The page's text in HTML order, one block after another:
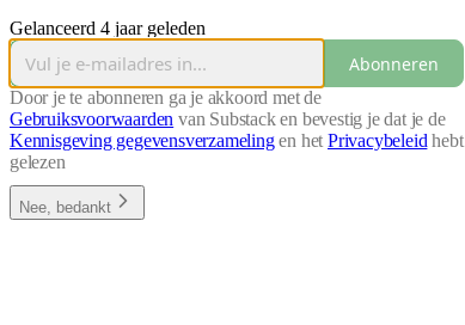
Gelanceerd 4 jaar geleden
Abonneren
Door je te abonneren ga je akkoord met de
Gebruiksvoorwaarden van Substack en bevestig je dat je de
Kennisgeving gegevensverzamelingen hetPrivacybeleid hebt
gelezen
Nee, bedankt